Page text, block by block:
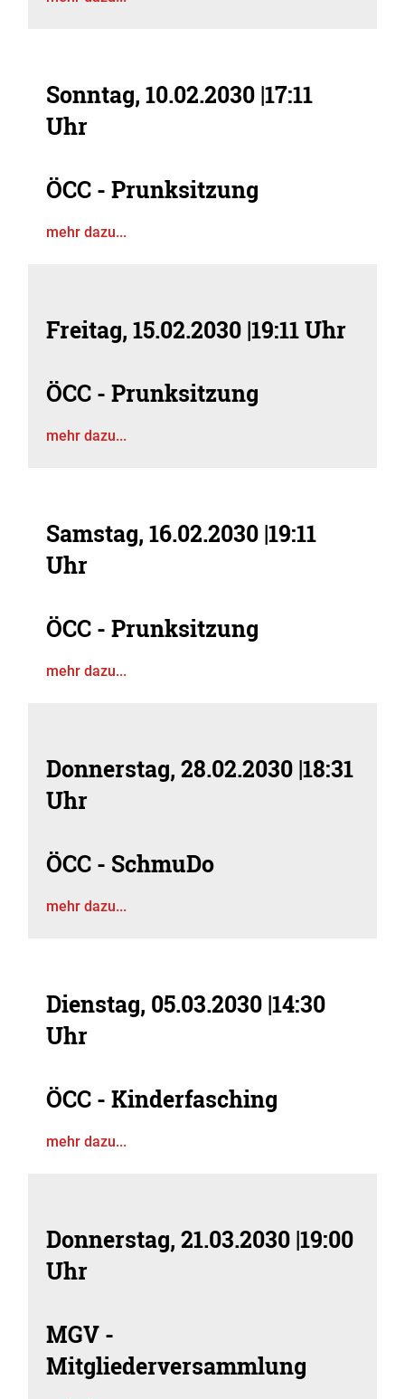
Sonntag, 10.02.2030 |17:11
Uhr
ÖCC - Prunksitzung
mehr dazu...
Freitag, 15.02.2030 |19:11 Uhr
ÖCC - Prunksitzung
mehr dazu...
Samstag, 16.02.2030 |19:11
Uhr
ÖCC - Prunksitzung
mehr dazu...
Donnerstag, 28.02.2030 |18:31
Uhr
ÖCC - SchmuDo
mehr dazu...
Dienstag, 05.03.2030 |14:30
Uhr
ÖCC - Kinderfasching
mehr dazu...
Donnerstag, 21.03.2030 |19:00
Uhr
MGV -
Mitgliederversammlung